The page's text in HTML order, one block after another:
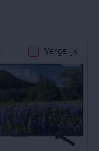
Vergelijk